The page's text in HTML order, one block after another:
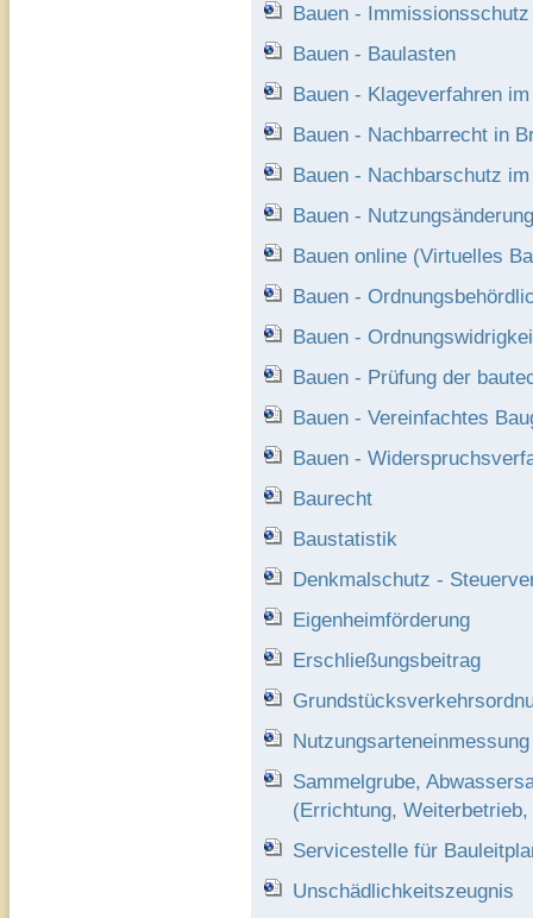
Bauen -
Bauen - Baulasten
Bauen - Klageverfahren
Bauen - Nachbarrecht in
Bauen - Nachbarschutz
Bauen - Nutzungsänderung
Bauen online (Virtuelles
Bauen -
Bauen -
Bauen - Prüfung der
Bauen - Vereinfachtes
Bauen -
Baurecht
Baustatistik
Denkmalschutz -
Eigenheimförderung
Erschließungsbeitrag
Nutzungsarteneinmessung
Sammelgrube,
(Errichtung,
Servicestelle für
Unschädlichkeitszeugnis